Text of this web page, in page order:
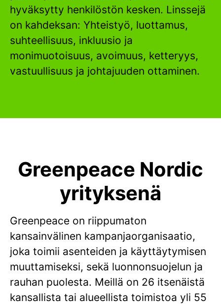
hyväksytty henkilöstön kesken. Linssejä
on kahdeksan: Yhteistyö, luottamus,
suhteellisuus, inkluusio ja
monimuotoisuus, avoimuus, ketteryys,
vastuullisuus ja johtajuuden ottaminen.
Greenpeace Nordic
yrityksenä
Greenpeace on riippumaton
kansainvälinen kampanjaorganisaatio,
joka toimii asenteiden ja käyttäytymisen
muuttamiseksi, sekä luonnonsuojelun ja
rauhan puolesta. Meillä on 26 itsenäistä
kansallista tai alueellista toimistoa yli 55